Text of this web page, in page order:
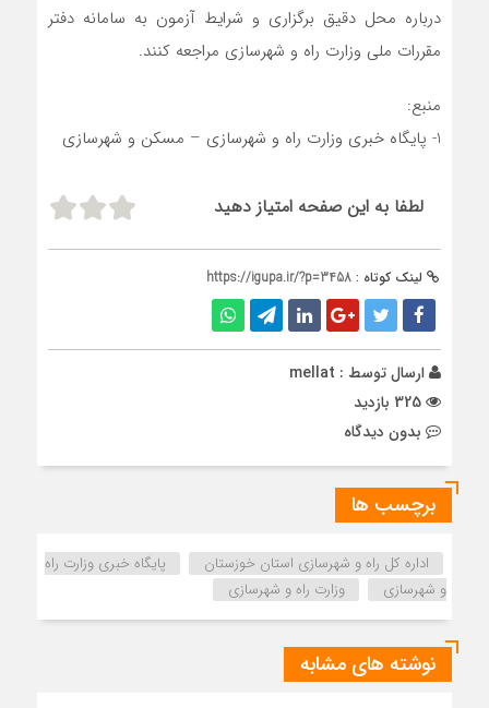
درباره محل دقیق برگزاری و شرایط آزمون به سامانه دفتر
مقررات ملی وزارت راه و شهرسازی مراجعه کنند.
منبع:
1- پایگاه خبری وزارت راه و شهرسازی – مسکن و شهرسازی
لطفا به این صفحه امتیاز دهید
لینک کوتاه : https://igupa.ir/?p=3458
ارسال توسط : mellat
بدون دیدگاه
برچسب ها
اداره كل راه و شهرسازي استان خوزستان
پایگاه خبری وزارت راه
و شهرسازی
وزارت راه و شهرسازی
نوشته های مشابه